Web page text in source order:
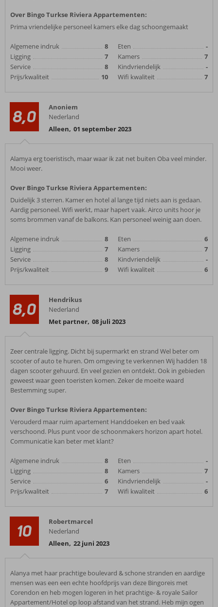
Over Bingo Turkse Riviera Appartementen:
Prima vriendelijke personeel kamers elke dag schoongemaakt
Algemene indruk
8
Ligging
7
Service
8
Prijs/kwaliteit
10
Eten
-
Kamers
7
Kindvriendelijk
-
Wifi kwaliteit
7
8,0
Anoniem
Nederland
Alleen, 01 september 2023
Alamya erg toeristisch, maar waar ik zat net buiten Oba veel minder.
Mooi weer.
Over Bingo Turkse Riviera Appartementen:
Duidelijk 3 sterren. Kamer en hotel al lange tijd niets aan is gedaan.
Aardig personeel. Wifi werkt, maar hapert vaak. Airco units hoor je
soms brommen vanaf de balkons. Kan personeel weinig aan doen.
Algemene indruk
8
Ligging
7
Service
8
Prijs/kwaliteit
9
Eten
6
Kamers
7
Kindvriendelijk
-
Wifi kwaliteit
6
8,0
Hendrikus
Nederland
Met partner, 08 juli 2023
Zeer centrale ligging. Dicht bij supermarkt en strand Wel beter om
scooter of auto te huren. Om omgeving te verkennen Wij hadden 18
dagen scooter gehuurd. En veel gezien en ontdekt. Ook in gebieden
geweest waar geen toeristen komen. Zeker de moeite waard
Bestemming super.
Over Bingo Turkse Riviera Appartementen:
Verouderd maar ruim apartement Handdoeken en bed vaak
verschoond. Plus punt voor de schoonmakers horizon apart hotel.
Communicatie kan beter met klant?
Algemene indruk
8
Ligging
8
Service
6
Prijs/kwaliteit
7
Eten
-
Kamers
7
Kindvriendelijk
-
Wifi kwaliteit
6
10
Robertmarcel
Nederland
Alleen, 22 juni 2023
Alanya met haar prachtige boulevard & schone stranden en aardige
mensen was een een echte hoofdprijs van deze Bingoreis met
Corendon en heb mogen logeren in het prachtige- & royale Sailor
Appartement/Hotel op loop afstand van het strand. Heb mijn ogen